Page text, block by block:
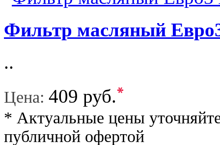
Фильтр масляный
..
Цена: 409 руб.*
* Актуальные цены
публичной офертой